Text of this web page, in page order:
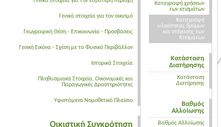
Γενικά στοιχεία για τον οικισμό
Γεωγραφική Θέση - Επικοινωνία - Προσβάσεις
Γενική Εικόνα - Σχέση με το Φυσικό Περιβάλλον
Ιστορικά Στοιχεία
Πληθυσμιακά Στοιχεία, Οικονομικές και
Παραγωγικές Δραστηριότητες
Υφιστάμενο Νομοθετικό Πλαίσιο
Οικιστική Συγκρότηση
Καταγραφή χρήσεων
των κτισμάτων
Καταγραφή
υλικότητας δρόμων
και στέγασης των
Κτισμάτων
Κατάσταση
Διατήρησης
Κατάσταση
Διατήρησης
Βαθμός
Αλλοίωσης
Βαθμός Αλλοίωσης